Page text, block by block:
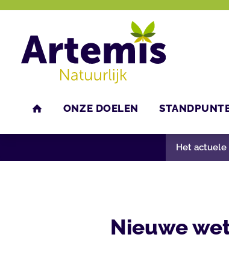
ONZE DOELEN
Het actuele
U bent hier: Home Nieuws Het actuele nieuws
Nieuwe